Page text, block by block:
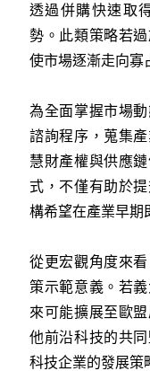
透過併購快速取
勢。此類策略若
使市場逐漸走向寡
為全面掌握市場
諮詢程序，蒐集
慧財產權與供應
式，不僅有助於
構希望在產業早期
從更宏觀角度來
策示範意義。若
來可能擴展至歐
他前沿科技的共
科技企業的發展策